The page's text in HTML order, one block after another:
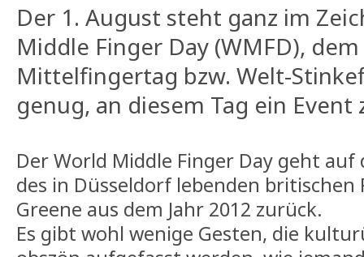
Der 1. August steht ganz im
Middle Finger Day (WMFD),
Mittelfingertag bzw. Welt-
genug, an diesem Tag ein Event
Der World Middle Finger Day geht
des in Düsseldorf lebenden britischen
Greene aus dem Jahr 2012 zurück.
Es gibt wohl wenige Gesten, die